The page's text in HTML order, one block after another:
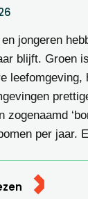
jongeren
blijft. Groen
zogenaamd
per jaar.